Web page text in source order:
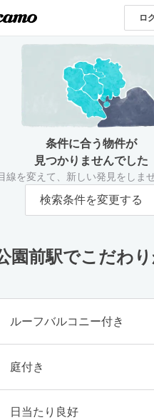
ロ
条件に合う物件が
見つかりませんでした
線を変えて、新しい発見をしま
検索条件を変更する
園前駅でこだわ
ルーフバルコニー付き
庭付き
日当たり良好